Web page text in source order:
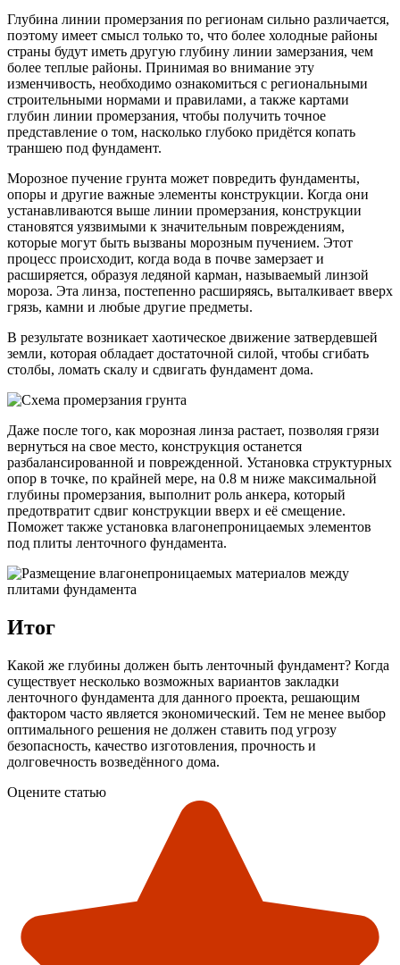
Глубина линии промерзания по регионам сильно различается,
поэтому имеет смысл только то, что более холодные районы
страны будут иметь другую глубину линии замерзания, чем
более теплые районы. Принимая во внимание эту
изменчивость, необходимо ознакомиться с региональными
строительными нормами и правилами, а также картами
глубин линии промерзания, чтобы получить точное
представление о том, насколько глубоко придётся копать
траншею под фундамент.
Морозное пучение грунта может повредить фундаменты,
опоры и другие важные элементы конструкции. Когда они
устанавливаются выше линии промерзания, конструкции
становятся уязвимыми к значительным повреждениям,
которые могут быть вызваны морозным пучением. Этот
процесс происходит, когда вода в почве замерзает и
расширяется, образуя ледяной карман, называемый линзой
мороза. Эта линза, постепенно расширяясь, выталкивает вверх
грязь, камни и любые другие предметы.
В результате возникает хаотическое движение затвердевшей
земли, которая обладает достаточной силой, чтобы сгибать
столбы, ломать скалу и сдвигать фундамент дома.
Даже после того, как морозная линза растает, позволяя грязи
вернуться на свое место, конструкция останется
разбалансированной и поврежденной. Установка структурных
опор в точке, по крайней мере, на 0.8 м ниже максимальной
глубины промерзания, выполнит роль анкера, который
предотвратит сдвиг конструкции вверх и её смещение.
Поможет также установка влагонепроницаемых элементов
под плиты ленточного фундамента.
Итог
Какой же глубины должен быть ленточный фундамент? Когда
существует несколько возможных вариантов закладки
ленточного фундамента для данного проекта, решающим
фактором часто является экономический. Тем не менее выбор
оптимального решения не должен ставить под угрозу
безопасность, качество изготовления, прочность и
долговечность возведённого дома.
Оцените статью